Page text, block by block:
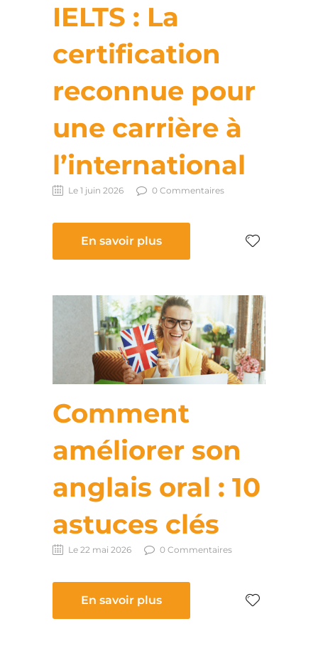
IELTS : La
certification
reconnue pour
une carrière à
l’international
Le 1 juin 2026 0 Commentaires
En savoir plus
Comment
améliorer son
anglais oral : 10
astuces clés
Le 22 mai 2026 0 Commentaires
En savoir plus